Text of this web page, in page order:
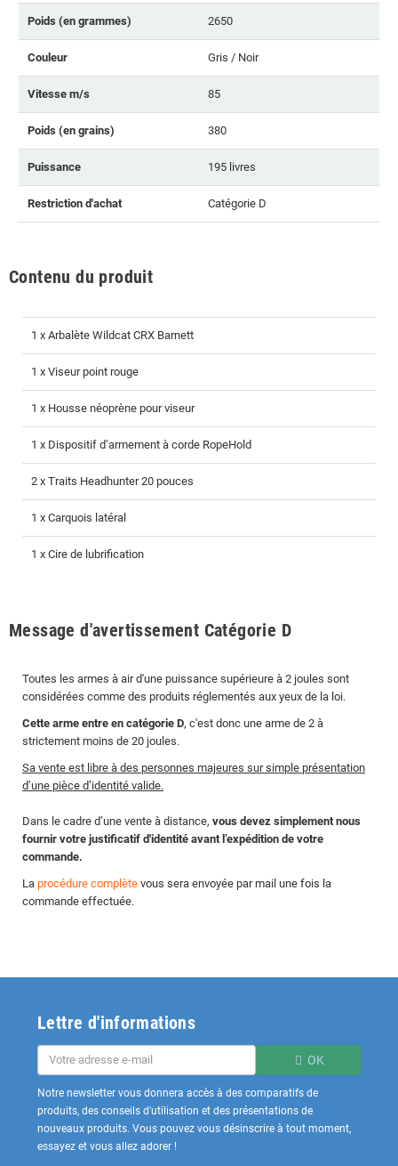
Poids (en grammes) 2650
Couleur Gris / Noir
Vitesse m/s 85
Poids (en grains) 380
Puissance 195 livres
Restriction d'achat Catégorie D
Contenu du produit
1 x Arbalète Wildcat CRX Barnett
1 x Viseur point rouge
1 x Housse néoprène pour viseur
1 x Dispositif d’armement à corde RopeHold
2 x Traits Headhunter 20 pouces
1 x Carquois latéral
1 x Cire de lubrification
Message d'avertissement Catégorie D
Toutes les armes à air d'une puissance supérieure à 2 joules sont
considérées comme des produits réglementés aux yeux de la loi.
Cette arme entre en catégorie D, c'est donc une arme de 2 à
strictement moins de 20 joules.
Sa vente est libre à des personnes majeures sur simple présentation
d’une pièce d’identité valide.
Dans le cadre d’une vente à distance, vous devez simplement nous
fournir votre justificatif d'identité avant l’expédition de votre
commande.
La procédure complète vous sera envoyée par mail une fois la
commande effectuée.
Lettre d'informations
OK
Notre newsletter vous donnera accès à des comparatifs de
produits, des conseils d'utilisation et des présentations de
nouveaux produits. Vous pouvez vous désinscrire à tout moment,
essayez et vous allez adorer !